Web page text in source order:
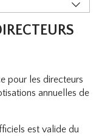
médicale
pour les directeurs
annuelles de
est valide du